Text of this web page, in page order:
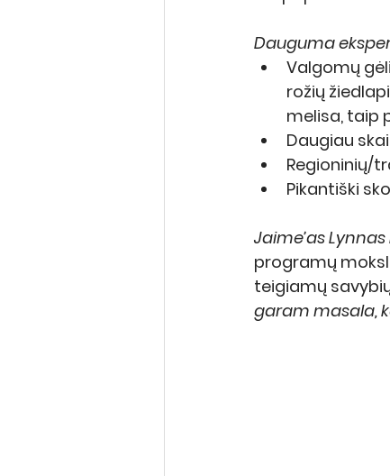
Dauguma
Valgomų
rožių
melisa, taip
Daugiau
Regioninių/
Pikantiški
Jaime’as Lynnas
programų
teigiamų
garam masala,